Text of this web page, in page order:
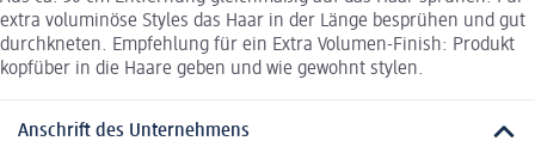
extra voluminöse Styles das Haar in der Länge besprühen und gut
durchkneten. Empfehlung für ein Extra Volumen-Finish: Produkt
kopfüber in die Haare geben und wie gewohnt stylen.
Anschrift des Unternehmens